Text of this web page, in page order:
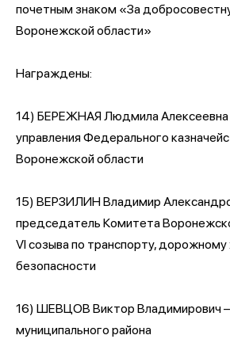
почетным знаком «За
Воронежской области»
Награждены:
14) БЕРЕЖНАЯ Людмила Алексеевна
управления Федерального
Воронежской области
15) ВЕРЗИЛИН Владимир
председатель Комитета
VI созыва по транспорту, дорожному
безопасности
16) ШЕВЦОВ Виктор Владимирович –
муниципального района